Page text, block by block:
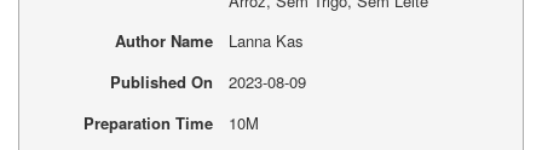
Author Name
Lanna Kas
Published On
2023-08-09
Preparation Time
10M